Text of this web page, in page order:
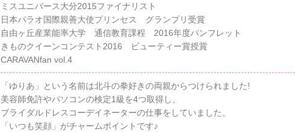
ミスユニバース大分2015ファイナリスト
日本パラオ国際親善大使プリンセス グランプリ受賞
自由ヶ丘産業能率大学 通信教育課程 2016年度パンフレット
きものクイーンコンテスト2016 ビューティー賞授賞
CARAVANfan vol.4
「ゆりあ」という名前は北斗の拳好きの両親からつけられました!
美容師免許やパソコンの検定1級を4つ取得し、
ブライダルドレスコーデイネーターの仕事をしていました。
「いつも笑顔」がチャームポイントです♪